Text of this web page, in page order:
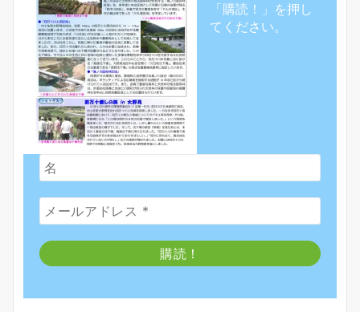
「購読！」を押し
てください。